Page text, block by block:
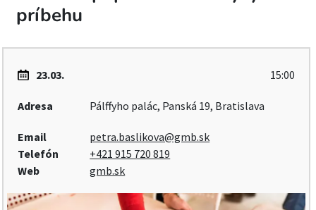
príbehu
23.03. 15:00
Adresa Pálffyho palác, Panská 19, Bratislava
Email
petra.baslikova@gmb.sk
Telefón
+421 915 720 819
Web
gmb.sk